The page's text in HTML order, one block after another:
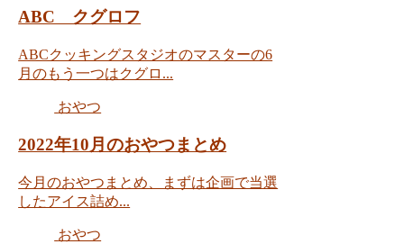
ABC クグロフ
ABCクッキングスタジオのマスターの6
月のもう一つはクグロ...
おやつ
2022年10月のおやつまとめ
今月のおやつまとめ、まずは企画で当選
したアイス詰め...
おやつ